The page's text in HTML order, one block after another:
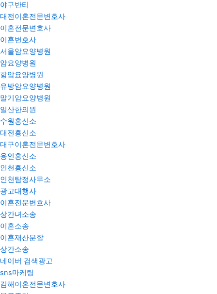
야구반티
대전이혼전문변호사
이혼전문변호사
이혼변호사
서울암요양병원
암요양병원
항암요양병원
유방암요양병원
말기암요양병원
일산한의원
수원흥신소
대전흥신소
대구이혼전문변호사
용인흥신소
인천흥신소
인천탐정사무소
광고대행사
이혼전문변호사
상간녀소송
이혼소송
이혼재산분할
상간소송
네이버 검색광고
sns마케팅
김해이혼전문변호사